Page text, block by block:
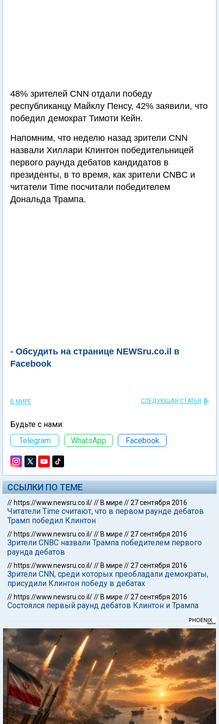
48% зрителей CNN отдали победу
республиканцу Майклу Пенсу, 42% заявили, что
победил демократ Тимоти Кейн.
Напомним, что неделю назад зрители CNN
назвали Хиллари Клинтон победительницей
первого раунда дебатов кандидатов в
президенты, в то время, как зрители CNBC и
читатели Time посчитали победителем
Дональда Трампа.
- Обсудить на странице NEWSru.co.il в
Facebook
В МИРЕ СЛЕДУЮЩАЯ СТАТЬЯ
Будьте с нами:
Telegram
WhatsApp Facebook
ССЫЛКИ ПО ТЕМЕ
// https://www.newsru.co.il/// В мире //27 сентября 2016
Читатели Time считают, что в первом раунде дебатов
Трамп победил Клинтон
// https://www.newsru.co.il/// В мире //27 сентября 2016
Зрители CNBC назвали Трампа победителем первого
раунда дебатов
// https://www.newsru.co.il/// В мире //27 сентября 2016
Зрители CNN, среди которых преобладали демократы,
присудили Клинтон победу в дебатах
// https://www.newsru.co.il/// В мире //27 сентября 2016
Состоялся первый раунд дебатов Клинтон и Трампа